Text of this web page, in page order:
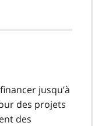
jusqu’à
des projets
des